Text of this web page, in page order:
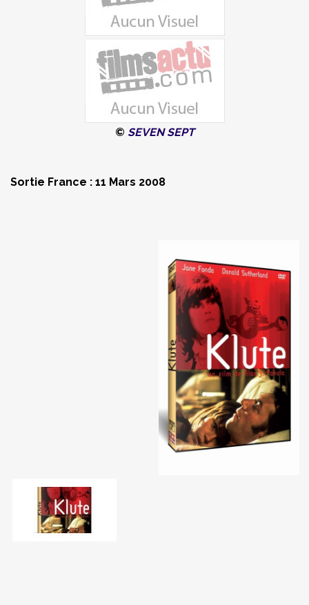
© SEVEN SEPT
Sortie France : 11 Mars 2008